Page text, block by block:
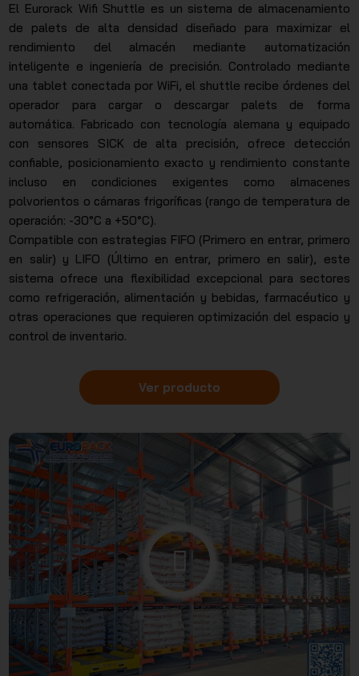
El Eurorack Wifi Shuttle es un sistema de almacenamiento
de palets de alta densidad diseñado para maximizar el
rendimiento del almacén mediante automatización
inteligente e ingeniería de precisión. Controlado mediante
una tablet conectada por WiFi, el shuttle recibe órdenes del
operador para cargar o descargar palets de forma
automática. Fabricado con tecnología alemana y equipado
con sensores SICK de alta precisión, ofrece detección
confiable, posicionamiento exacto y rendimiento constante
incluso en condiciones exigentes como almacenes
polvorientos o cámaras frigoríficas (rango de temperatura de
operación: -30°C a +50°C).
Compatible con estrategias FIFO (Primero en entrar, primero
en salir) y LIFO (Último en entrar, primero en salir), este
sistema ofrece una flexibilidad excepcional para sectores
como refrigeración, alimentación y bebidas, farmacéutico y
otras operaciones que requieren optimización del espacio y
control de inventario.
Ver producto